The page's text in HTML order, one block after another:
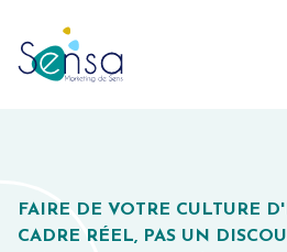
FAIRE DE VOTRE CULTURE
CADRE RÉEL, PAS UN